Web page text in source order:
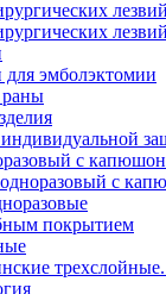
эмболэктомии
раны
с
с
покрытием